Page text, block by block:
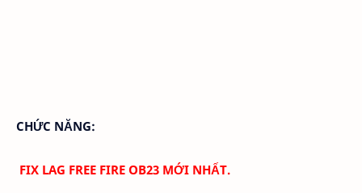
CHỨC NĂNG:
FIX LAG FREE FIRE OB23 MỚI NHẤT.